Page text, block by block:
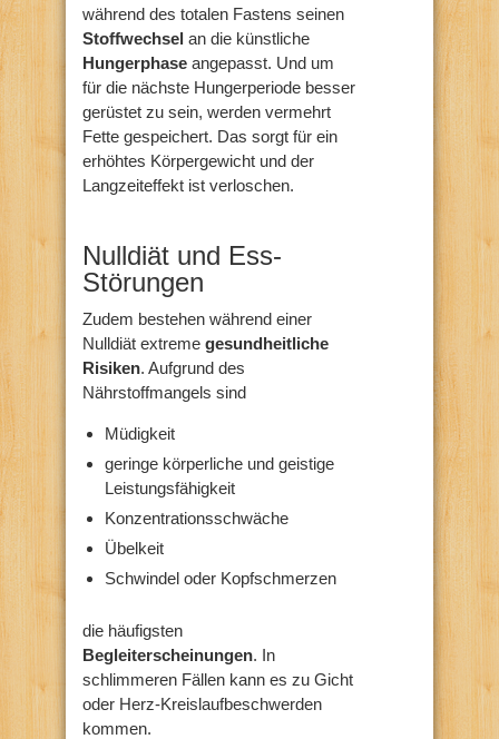
während des totalen Fastens seinen
Stoffwechsel an die künstliche
Hungerphase angepasst. Und um
für die nächste Hungerperiode besser
gerüstet zu sein, werden vermehrt
Fette gespeichert. Das sorgt für ein
erhöhtes Körpergewicht und der
Langzeiteffekt ist verloschen.
Nulldiät und Ess-
Störungen
Zudem bestehen während einer
Nulldiät extreme gesundheitliche
Risiken. Aufgrund des
Nährstoffmangels sind
Müdigkeit
geringe körperliche und geistige
Leistungsfähigkeit
Konzentrationsschwäche
Übelkeit
Schwindel oder Kopfschmerzen
die häufigsten
Begleiterscheinungen. In
schlimmeren Fällen kann es zu Gicht
oder Herz-Kreislaufbeschwerden
kommen.